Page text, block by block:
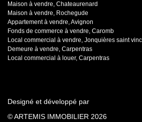
Maison à vendre, Chateaurenard
Maison à vendre, Rochegude
Appartement à vendre, Avignon
Fonds de commerce à vendre, Caromb
Local commercial à vendre, Jonquières saint
Demeure à vendre, Carpentras
Local commercial à louer, Carpentras
Designé et développé par
© ARTEMIS IMMOBILIER 2026